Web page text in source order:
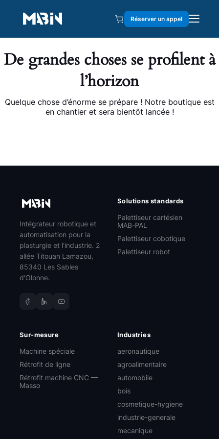
Réserver un appel
De grandes choses se profilent à
l’horizon
Quelque chose d’énorme se prépare ! Notre boutique est
en chantier et sera bientôt lancée !
Intégrateur robotique et
automatisation pour la
plasturgie et l'industrie. 2
allée Titouan Lamazou,
85340 Les Sables
d'Olonne.
Solutions standards
Palettiseur cartésien
MAB-PAL
Palettiseur cobotique
Palettiseur robot
Sur-mesure
Machine spéciale
Rétrofit de ligne
Rétrofit machine CNC —
Masso
Industries
aeronautique
agroalimentaire
automobile
bois
cosmetique-hygiene
industrie-generale
mecanique